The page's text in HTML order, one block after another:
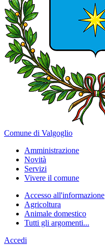
Comune di Valgoglio
Amministrazione
Novità
Servizi
Vivere il comune
Accesso all'informazione
Agricoltura
Animale domestico
Tutti gli argomenti...
Accedi